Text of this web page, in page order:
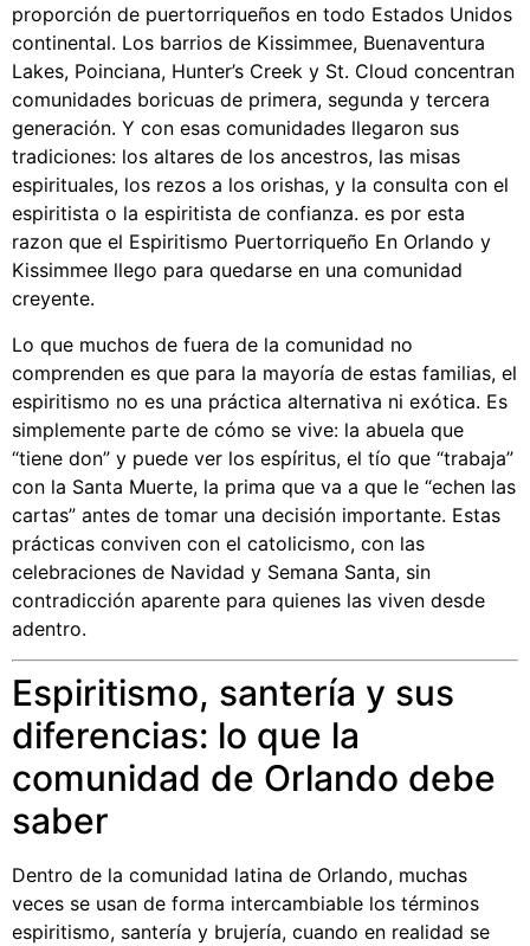
proporción de puertorriqueños en todo Estados Unidos
continental. Los barrios de Kissimmee, Buenaventura
Lakes, Poinciana, Hunter’s Creek y St. Cloud concentran
comunidades boricuas de primera, segunda y tercera
generación. Y con esas comunidades llegaron sus
tradiciones: los altares de los ancestros, las misas
espirituales, los rezos a los orishas, y la consulta con el
espiritista o la espiritista de confianza. es por esta
razon que el Espiritismo Puertorriqueño En Orlando y
Kissimmee llego para quedarse en una comunidad
creyente.
Lo que muchos de fuera de la comunidad no
comprenden es que para la mayoría de estas familias, el
espiritismo no es una práctica alternativa ni exótica. Es
simplemente parte de cómo se vive: la abuela que
“tiene don” y puede ver los espíritus, el tío que “trabaja”
con la Santa Muerte, la prima que va a que le “echen las
cartas” antes de tomar una decisión importante. Estas
prácticas conviven con el catolicismo, con las
celebraciones de Navidad y Semana Santa, sin
contradicción aparente para quienes las viven desde
adentro.
Espiritismo, santería y sus
diferencias: lo que la
comunidad de Orlando debe
saber
Dentro de la comunidad latina de Orlando, muchas
veces se usan de forma intercambiable los términos
espiritismo, santería y brujería, cuando en realidad se